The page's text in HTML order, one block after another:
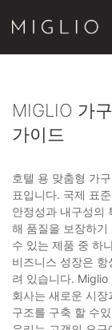
MIGLIO 가
가이드
호텔 용 맞춤형 가
표입니다. 국제 표
안정성과 내구성의
해 품질을 보장하
수 있는 제품 중 하
비즈니스 성장은
려 있습니다.
회사는 새로운 시
구조를 구축 할 수